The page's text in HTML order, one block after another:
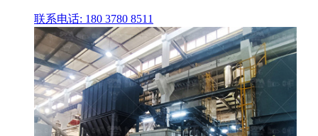
联系电话: 180 3780 8511